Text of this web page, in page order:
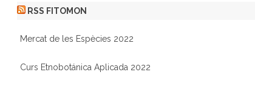
RSS FITOMON
Mercat de les Espècies 2022
Curs Etnobotánica Aplicada 2022